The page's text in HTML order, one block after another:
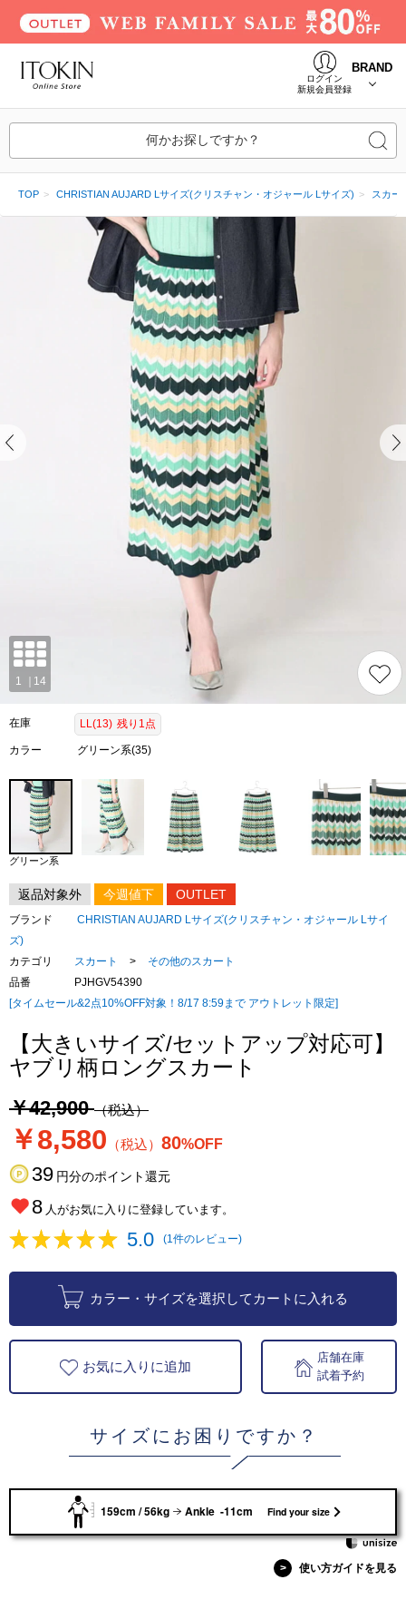
ログイン
新規会員登録
BRAND
何かお探しですか？
TOP CHRISTIAN AUJARD Lサイズ(クリスチャン・オジャール Lサイズ) スカー
在庫 LL(13) 残り1点
カラー グリーン系(35)
グリーン系
返品対象外 今週値下 OUTLET
ブランド
CHRISTIAN AUJARD Lサイズ(クリスチャン・オジャール Lサイ
ズ)
カテゴリ
スカート >
その他のスカート
品番
PJHGV54390
[タイムセール&2点10%OFF対象！8/17 8:59まで アウトレット限定]
【大きいサイズ/セットアップ対応可】
ヤブリ柄ロングスカート
￥42,900（税込）
￥8,580 （税込） 80%OFF
39 円分のポイント還元
8 人がお気に入りに登録しています。
5.0 (1件のレビュー)
カラー・サイズを選択してカートに入れる
お気に入りに追加
店舗在庫
試着予約
サイズにお困りですか？
159cm / 56kg Ankle -11cm Find your size
> 使い方ガイドを見る